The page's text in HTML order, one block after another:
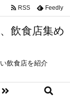
飲食店集め
飲食店を紹介
RSS Feedly